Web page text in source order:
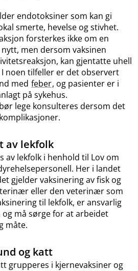
endotoksiner som kan gi
smerte, hevelse og stivhet.
forsterkes ikke om en
men dersom vaksinen
kan gjentatte uhell
noen tilfeller er det observert
med feber, og pasienter er i
på sykehus.
lege konsulteres dersom det
av lekfolk
av lekfolk i henhold til Lov om
Her i landet
gjelder vaksinering av fisk og
eller den veterinær som
til lekfolk, er ansvarlig
må sørge for at arbeidet
måte.
og katt
grupperes i kjernevaksiner og